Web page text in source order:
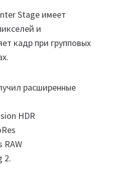
Stage имеет
и
кадр при групповых
расширенные
HDR
2.